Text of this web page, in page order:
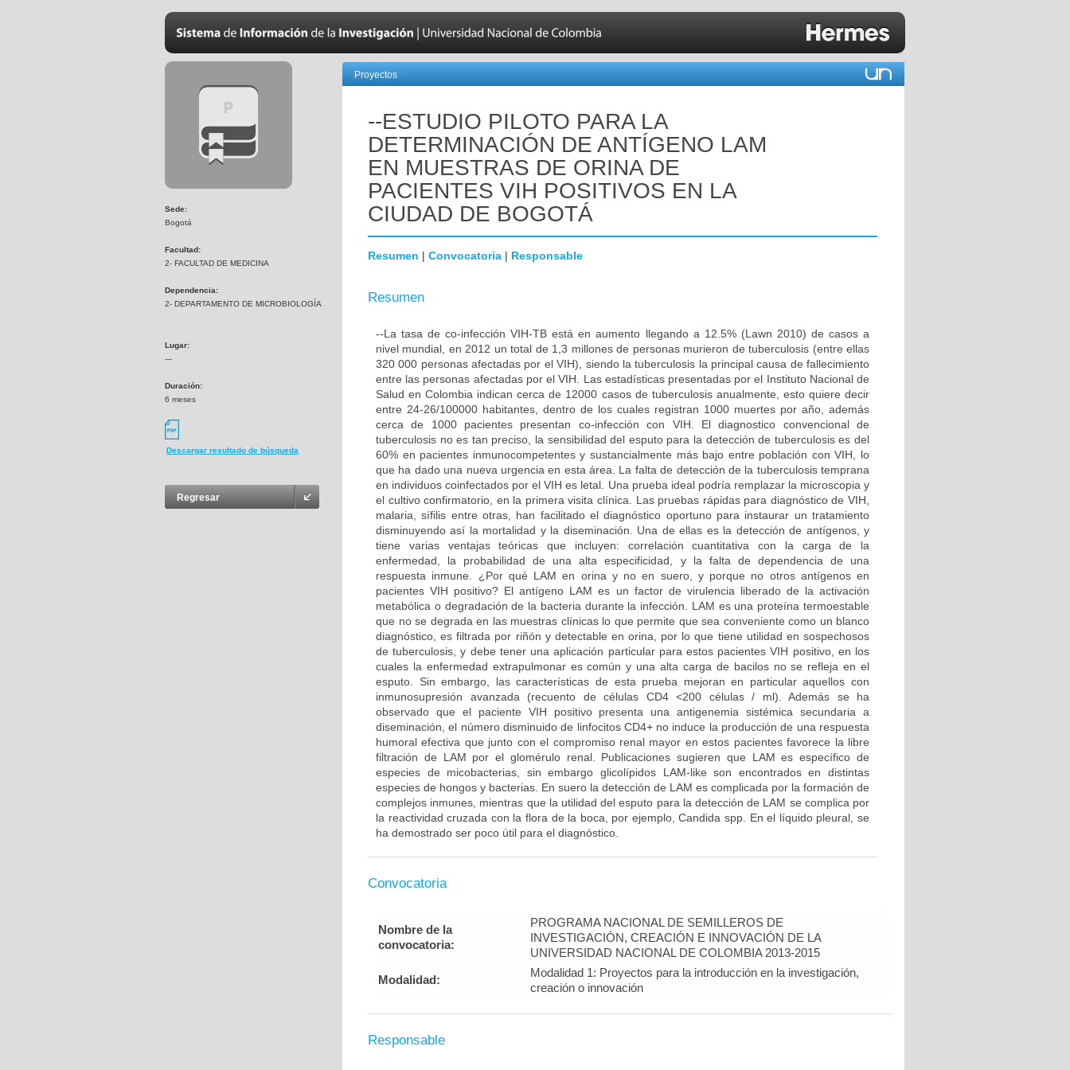
Sede:
Bogotá
Facultad:
2- FACULTAD DE MEDICINA
Dependencia:
2- DEPARTAMENTO DE MICROBIOLOGÍA
Lugar:
---
Duración:
6 meses
Descargar resultado de búsqueda
Regresar
Proyectos
--ESTUDIO PILOTO PARA LA
DETERMINACIÓN DE ANTÍGENO LAM
EN MUESTRAS DE ORINA DE
PACIENTES VIH POSITIVOS EN LA
CIUDAD DE BOGOTÁ
Resumen | Convocatoria | Responsable
Resumen
--La tasa de co-infección VIH-TB está en aumento llegando a 12.5% (Lawn 2010) de casos a
nivel mundial, en 2012 un total de 1,3 millones de personas murieron de tuberculosis (entre ellas
320 000 personas afectadas por el VIH), siendo la tuberculosis la principal causa de fallecimiento
entre las personas afectadas por el VIH. Las estadísticas presentadas por el Instituto Nacional de
Salud en Colombia indican cerca de 12000 casos de tuberculosis anualmente, esto quiere decir
entre 24-26/100000 habitantes, dentro de los cuales registran 1000 muertes por año, además
cerca de 1000 pacientes presentan co-infección con VIH. El diagnostico convencional de
tuberculosis no es tan preciso, la sensibilidad del esputo para la detección de tuberculosis es del
60% en pacientes inmunocompetentes y sustancialmente más bajo entre población con VIH, lo
que ha dado una nueva urgencia en esta área. La falta de detección de la tuberculosis temprana
en individuos coinfectados por el VIH es letal. Una prueba ideal podría remplazar la microscopia y
el cultivo confirmatorio, en la primera visita clínica. Las pruebas rápidas para diagnóstico de VIH,
malaria, sífilis entre otras, han facilitado el diagnóstico oportuno para instaurar un tratamiento
disminuyendo así la mortalidad y la diseminación. Una de ellas es la detección de antígenos, y
tiene varias ventajas teóricas que incluyen: correlación cuantitativa con la carga de la
enfermedad, la probabilidad de una alta especificidad, y la falta de dependencia de una
respuesta inmune. ¿Por qué LAM en orina y no en suero, y porque no otros antígenos en
pacientes VIH positivo? El antígeno LAM es un factor de virulencia liberado de la activación
metabólica o degradación de la bacteria durante la infección. LAM es una proteína termoestable
que no se degrada en las muestras clínicas lo que permite que sea conveniente como un blanco
diagnóstico, es filtrada por riñón y detectable en orina, por lo que tiene utilidad en sospechosos
de tuberculosis, y debe tener una aplicación particular para estos pacientes VIH positivo, en los
cuales la enfermedad extrapulmonar es común y una alta carga de bacilos no se refleja en el
esputo. Sin embargo, las características de esta prueba mejoran en particular aquellos con
inmunosupresión avanzada (recuento de células CD4 <200 células / ml). Además se ha
observado que el paciente VIH positivo presenta una antigenemia sistémica secundaria a
diseminación, el número disminuido de linfocitos CD4+ no induce la producción de una respuesta
humoral efectiva que junto con el compromiso renal mayor en estos pacientes favorece la libre
filtración de LAM por el glomérulo renal. Publicaciones sugieren que LAM es específico de
especies de micobacterias, sin embargo glicolípidos LAM-like son encontrados en distintas
especies de hongos y bacterias. En suero la detección de LAM es complicada por la formación de
complejos inmunes, mientras que la utilidad del esputo para la detección de LAM se complica por
la reactividad cruzada con la flora de la boca, por ejemplo, Candida spp. En el líquido pleural, se
ha demostrado ser poco útil para el diagnóstico.
Convocatoria
Nombre de la
convocatoria:
PROGRAMA NACIONAL DE SEMILLEROS DE
INVESTIGACIÓN, CREACIÓN E INNOVACIÓN DE LA
UNIVERSIDAD NACIONAL DE COLOMBIA 2013-2015
Modalidad:
Modalidad 1: Proyectos para la introducción en la investigación,
creación o innovación
Responsable